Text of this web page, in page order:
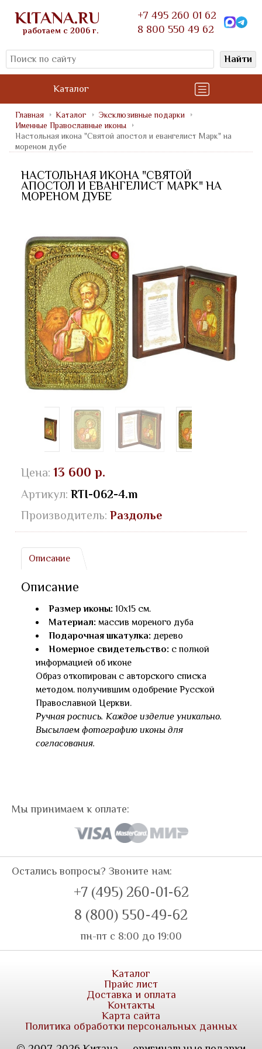
KITANA.RU
работаем с 2006 г.
+7 495 260 01 62
8 800 550 49 62
Найти
Каталог
Главная Каталог
Эксклюзивные подарки
Именные Православные иконы
Настольная икона "Святой апостол и евангелист Марк" на
мореном дубе
НАСТОЛЬНАЯ ИКОНА "СВЯТОЙ
АПОСТОЛ И ЕВАНГЕЛИСТ МАРК" НА
МОРЕНОМ ДУБЕ
Цена: 13 600 р.
Артикул: RTI-062-4.m
Производитель: Раздолье
Описание
Описание
Размер иконы: 10х15 см.
Материал: массив мореного дуба
Подарочная шкатулка: дерево
Номерное свидетельство: с полной
информацией об иконе
Образ откопирован с авторского списка
методом. получившим одобрение Русской
Православной Церкви.
Ручная роспись. Каждое изделие уникально.
Высылаем фотографию иконы для
согласования.
Мы принимаем к оплате:
Остались вопросы? Звоните нам:
+7 (495) 260-01-62
8 (800) 550-49-62
пн-пт с 8:00 до 19:00
Каталог
Прайс лист
Доставка и оплата
Контакты
Карта сайта
Политика обработки персональных данных